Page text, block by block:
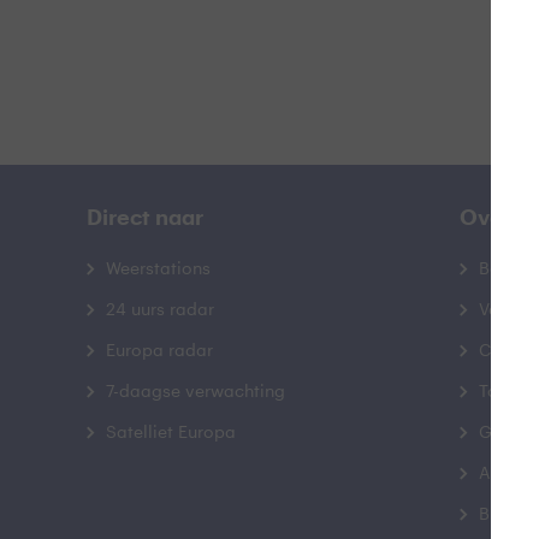
Direct naar
Weerstations
24 uurs radar
Europa radar
7-daagse verwachting
Satelliet Europa
Over
Contact